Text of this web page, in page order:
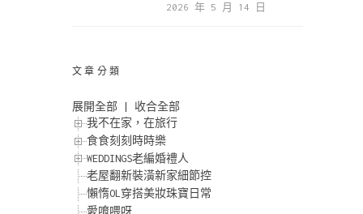
2026 年 5 月 14 日
文章分類
展開全部
收合全部
我不在家，在旅行
食食刻刻時時樂
WEDDINGS老編婚禮人
老屋翻新裝潢新家細節控
懶惰OL穿搭美妝珠寶日常
愛唷喂呀